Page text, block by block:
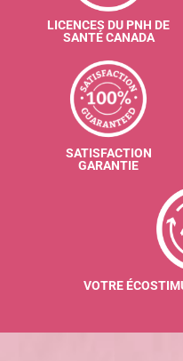
LICENCES DU PNH DE
SANTÉ CANADA
SATISFACTION
GARANTIE
VOTRE